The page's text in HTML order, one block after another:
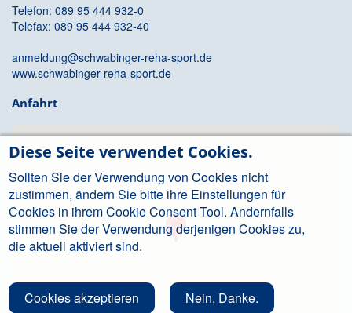
Telefon: 089 95 444 932-0
Telefax: 089 95 444 932-40
anmeldung@schwabinger-reha-sport.de
www.schwabinger-reha-sport.de
Anfahrt
Diese Seite verwendet Cookies.
Sollten Sie der Verwendung von Cookies nicht
zustimmen, ändern Sie bitte ihre Einstellungen für
Cookies in ihrem Cookie Consent Tool. Andernfalls
stimmen Sie der Verwendung derjenigen Cookies zu,
die aktuell aktiviert sind.
Cookies akzeptieren Nein, Danke.